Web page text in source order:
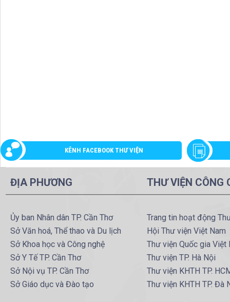
KÊNH FACEBOOK THƯ VIỆN
ĐỊA PHƯƠNG
Ủy ban Nhân dân TP. Cần Thơ
Sở Văn hoá, Thể thao và Du lịch
Sở Khoa học và Công nghệ
Sở Y Tế TP. Cần Thơ
Sở Nội vụ TP. Cần Thơ
Sở Giáo dục và Đào tạo
THƯ VIỆN CÔNG
Trang tin hoạt động
Hội Thư viện Việt Nam
Thư viện Quốc gia Việt
Thư viện TP. Hà Nội
Thư viện KHTH TP.
Thư viện KHTH TP. Đà